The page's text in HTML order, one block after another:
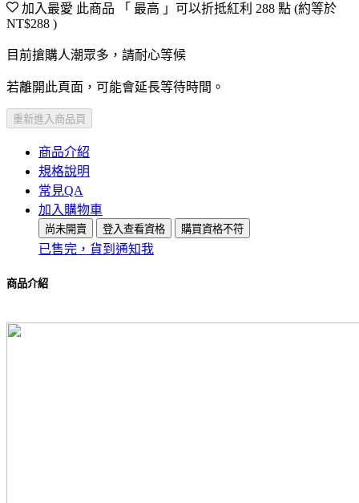
加入最愛 此商品 「 最高 」可以折抵紅利 288 點 (約等於
NT$288 )
目前搶購人潮眾多，請耐心等候
若離開此頁面，可能會延長等待時間。
重新進入商品頁
商品介紹
規格說明
常見QA
加入購物車
尚未開賣 登入查看資格 購買資格不符
已售完，貨到通知我
商品介紹